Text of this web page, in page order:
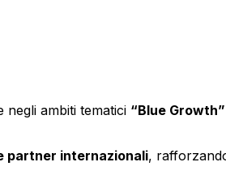
negli ambiti tematici “Blue Growth”
partner internazionali,